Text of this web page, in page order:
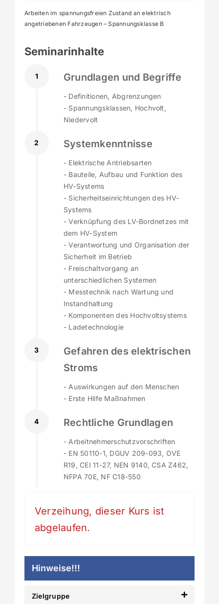
Arbeiten im spannungsfreien Zustand an elektrisch
angetriebenen Fahrzeugen – Spannungsklasse B
Seminarinhalte
1 Grundlagen und Begriffe
- Definitionen, Abgrenzungen
- Spannungsklassen, Hochvolt,
Niedervolt
2 Systemkenntnisse
- Elektrische Antriebsarten
- Bauteile, Aufbau und Funktion des
HV-Systems
- Sicherheitseinrichtungen des HV-
Systems
- Verknüpfung des LV-Bordnetzes mit
dem HV-System
- Verantwortung und Organisation der
Sicherheit im Betrieb
- Freischaltvorgang an
unterschiedlichen Systemen
- Messtechnik nach Wartung und
Instandhaltung
- Komponenten des Hochvoltsystems
- Ladetechnologie
3
Gefahren des elektrischen
Stroms
- Auswirkungen auf den Menschen
- Erste Hilfe Maßnahmen
4 Rechtliche Grundlagen
- Arbeitnehmerschutzvorschriften
- EN 50110-1, DGUV 209-093, OVE
R19, CEI 11-27, NEN 9140, CSA Z462,
NFPA 70E, NF C18-550
Verzeihung, dieser Kurs ist
abgelaufen.
Hinweise!!!
Zielgruppe